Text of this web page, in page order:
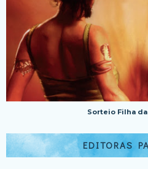
Sorteio Filha
EDITORAS